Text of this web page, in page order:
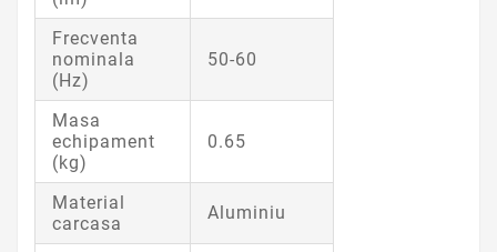
Frecventa
nominala
(Hz)
50-60
Masa
echipament
(kg)
0.65
Material
carcasa
Aluminiu